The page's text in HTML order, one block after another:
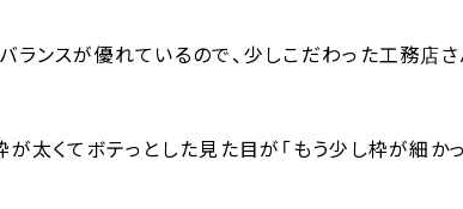
バランスが優れているので、少しこだわった工務店
が太くてボテっとした見た目が「もう少し枠が細か